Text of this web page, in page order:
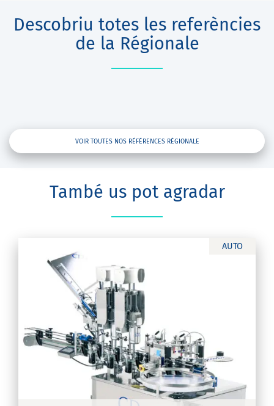
Descobriu totes les referències
de la Régionale
VOIR TOUTES NOS RÉFÉRENCES RÉGIONALE
També us pot agradar
AUTO